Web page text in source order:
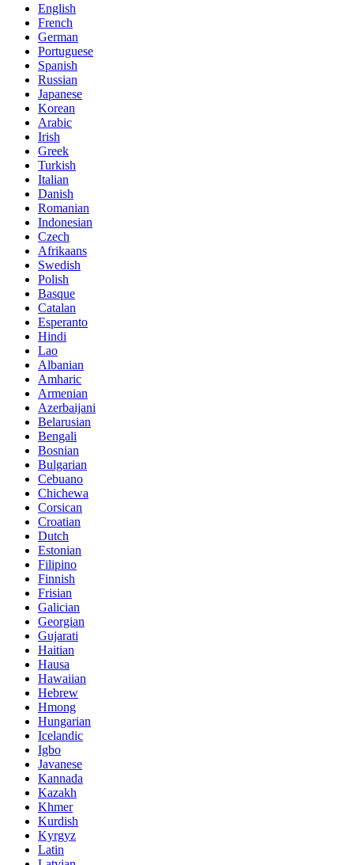
English
French
German
Portuguese
Spanish
Russian
Japanese
Korean
Arabic
Irish
Greek
Turkish
Italian
Danish
Romanian
Indonesian
Czech
Afrikaans
Swedish
Polish
Basque
Catalan
Esperanto
Hindi
Lao
Albanian
Amharic
Armenian
Azerbaijani
Belarusian
Bengali
Bosnian
Bulgarian
Cebuano
Chichewa
Corsican
Croatian
Dutch
Estonian
Filipino
Finnish
Frisian
Galician
Georgian
Gujarati
Haitian
Hausa
Hawaiian
Hebrew
Hmong
Hungarian
Icelandic
Igbo
Javanese
Kannada
Kazakh
Khmer
Kurdish
Kyrgyz
Latin